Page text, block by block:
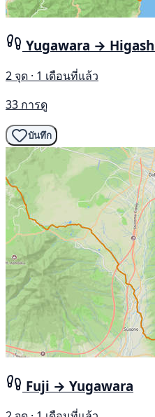
Yugawara →
2 จุด · 1 เดือนที่แล้ว
33 การดู
บันทึก
Fuji → Yugawara